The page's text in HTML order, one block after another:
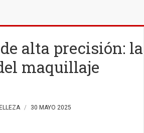
alta precisión: la
maquillaje
30 MAYO 2025